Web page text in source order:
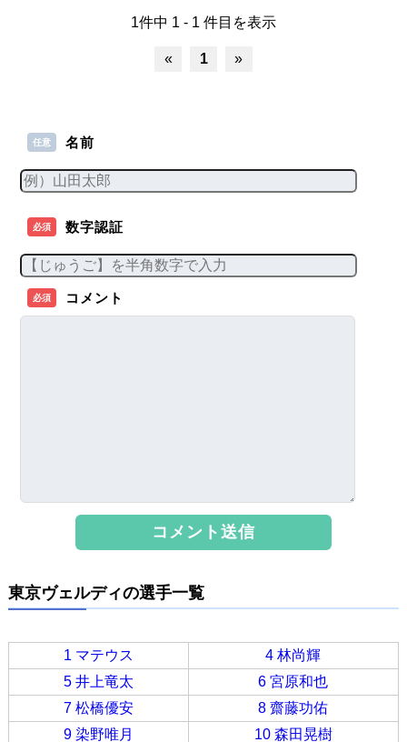
1件中 1 - 1 件目を表示
« 1 »
任意 名前
必須 数字認証
必須 コメント
東京ヴェルディの選手一覧
1 マテウス
4 林尚輝
5 井上竜太
6 宮原和也
7 松橋優安
8 齋藤功佑
9 染野唯月
10 森田晃樹